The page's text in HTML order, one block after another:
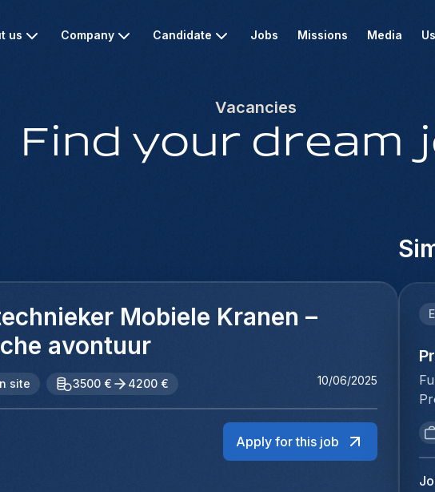
us Company Candidate Jobs Missions Media
Vacancies
Find your dream
Mobiele Kranen –
avontuur
site 3500 € 4200 € 10/06/2025
Apply for this job